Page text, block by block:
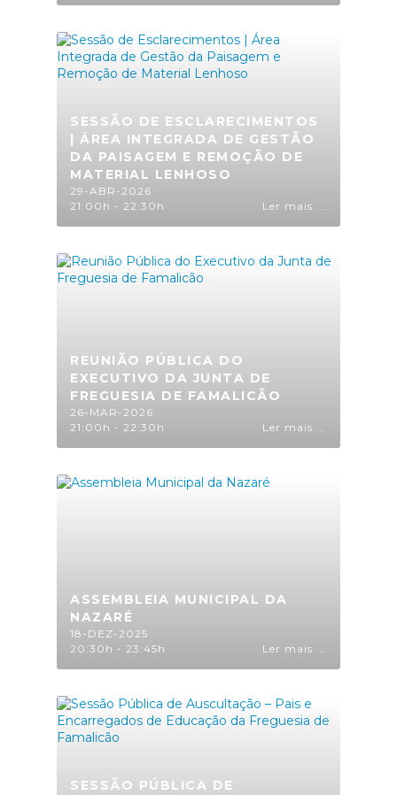
SESSÃO DE ESCLARECIMENTOS
| ÁREA INTEGRADA DE GESTÃO
DA PAISAGEM E REMOÇÃO DE
MATERIAL LENHOSO
29-ABR-2026
21:00h - 22:30h
Ler mais ...
REUNIÃO PÚBLICA DO
EXECUTIVO DA JUNTA DE
FREGUESIA DE FAMALICÃO
26-MAR-2026
21:00h - 22:30h
Ler mais ...
ASSEMBLEIA MUNICIPAL DA
NAZARÉ
18-DEZ-2025
20:30h - 23:45h
Ler mais ...
SESSÃO PÚBLICA DE